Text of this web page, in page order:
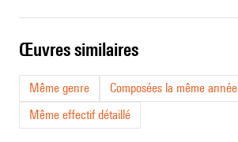
œuvres similaires
Même genre
Composées la même année
Même effectif détaillé